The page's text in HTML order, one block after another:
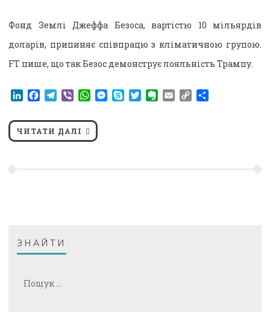
Фонд Землі Джеффа Безоса, вартістю 10 мільярдів
доларів, припиняє співпрацю з кліматичною групою.
FT пише, що так Безос демонструє лояльність Трампу.
LinkedIn
Facebook
Telegram
ViberWhatsApp
Messenger
SkypeTwitterEvernote
EmailCopy
ЧИТАТИ ДАЛІ
ЗНАЙТИ